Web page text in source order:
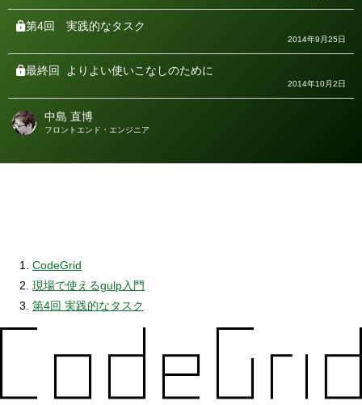
第4回 実践的なタスク
2014年9月25日
最終回 よりよい使いこなしのために
2014年10月2日
著
中島 直博
フロントエンド・エンジニア
CodeGrid
現場で使えるgulp入門
第4回 実践的なタスク